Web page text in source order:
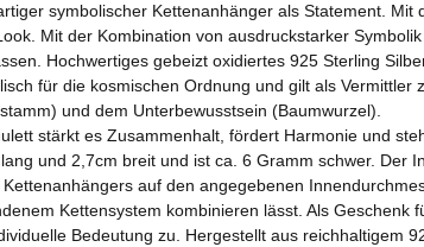
symbolischer Kettenanhänger als Statement.
Mit der Kombination von ausdruckstarker
Hochwertiges gebeizt oxidiertes 925 Sterling
für die kosmischen Ordnung und gilt als
und dem Unterbewusstsein (Baumwurzel).
stärkt es Zusammenhalt, fördert Harmonie und
und 2,7cm breit und ist ca. 6 Gramm schwer. Der
Kettenanhängers auf den angegebenen
Kettensystem kombinieren lässt. Als
Bedeutung zu. Hergestellt aus reichhaltigem